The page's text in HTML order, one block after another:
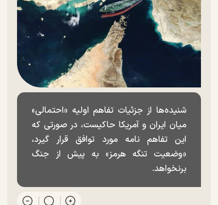
شنیده‌ها از جزئیات تفاهم اولیه «احتمالی»
میان ایران و آمریکا حاکیست، در صورتی که
این تفاهم نامه مورد توافق قرار گیرد،
«وضعیت تنگه هرمز» به پیش از جنگ
برنخواهد.